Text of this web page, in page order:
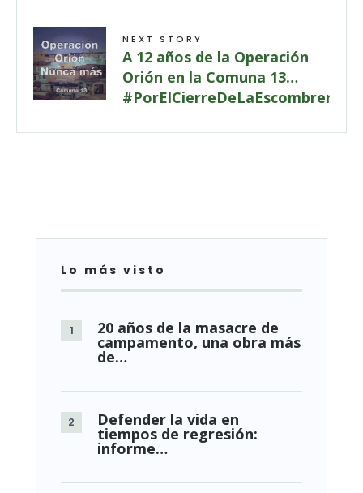
NEXT STORY
A 12 años de la Operación
Orión en la Comuna 13…
#PorElCierreDeLaEscombrera
Lo más visto
20 años de la masacre de
campamento, una obra más
de…
Defender la vida en
tiempos de regresión:
informe…